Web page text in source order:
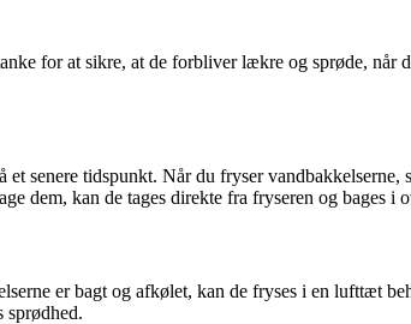
for at sikre, at de forbliver lækre og sprøde, når
senere tidspunkt. Når du fryser
dem, kan de tages direkte fra fryseren og bages i
er bagt og afkølet, kan de fryses i en lufttæt
sprødhed.